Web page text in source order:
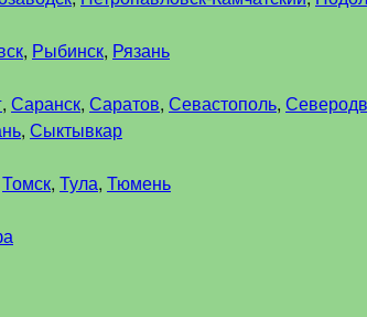
, Рыбинск, Рязань
, Саранск, Саратов, Севастополь,
, Сыктывкар
Томск, Тула, Тюмень